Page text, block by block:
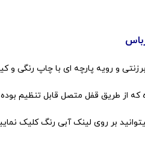
و رویه پارچه ای با چاپ رنگی و
که از طریق قفل متصل قابل تنظیم
بر روی لینک آبی رنگ کلیک